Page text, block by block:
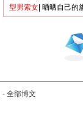
型男索女 晒晒自己的
- 全部博文